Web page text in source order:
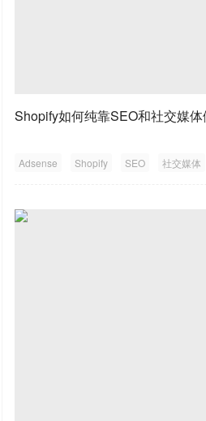
Shopify如何纯靠SEO和社交媒
Adsense Shopify SEO 社交媒体